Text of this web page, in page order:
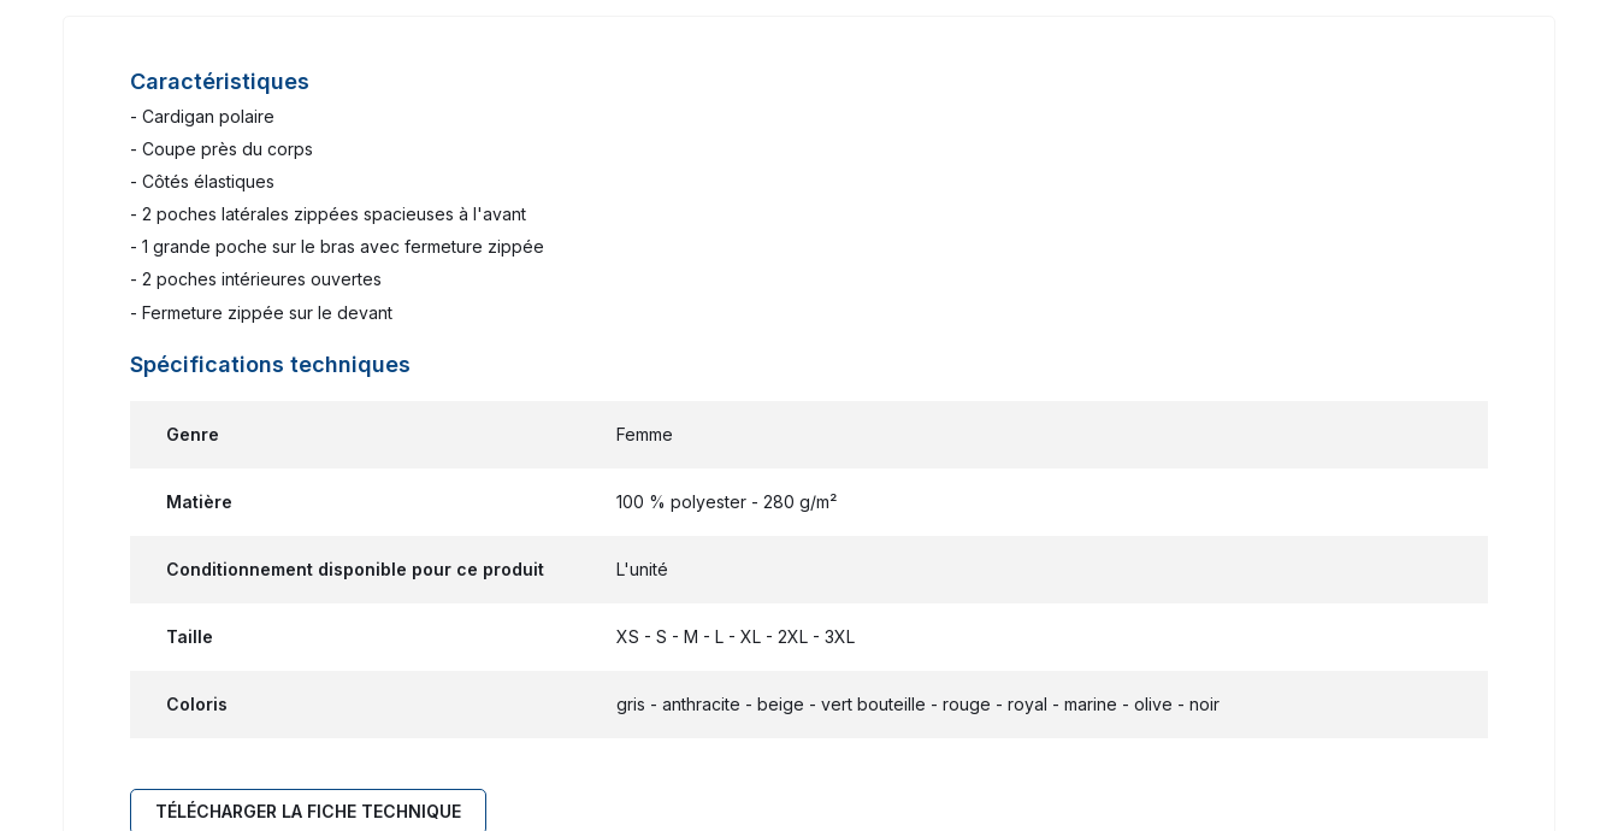
Caractéristiques
- Cardigan polaire
- Coupe près du corps
- Côtés élastiques
- 2 poches latérales zippées spacieuses à l'avant
- 1 grande poche sur le bras avec fermeture zippée
- 2 poches intérieures ouvertes
- Fermeture zippée sur le devant
Spécifications techniques
Genre Femme
Matière 100 % polyester - 280 g/m²
Conditionnement disponible pour ce produit L'unité
Taille XS - S - M - L - XL - 2XL - 3XL
Coloris gris - anthracite - beige - vert bouteille - rouge - royal - marine - olive - noir
TÉLÉCHARGER LA FICHE TECHNIQUE